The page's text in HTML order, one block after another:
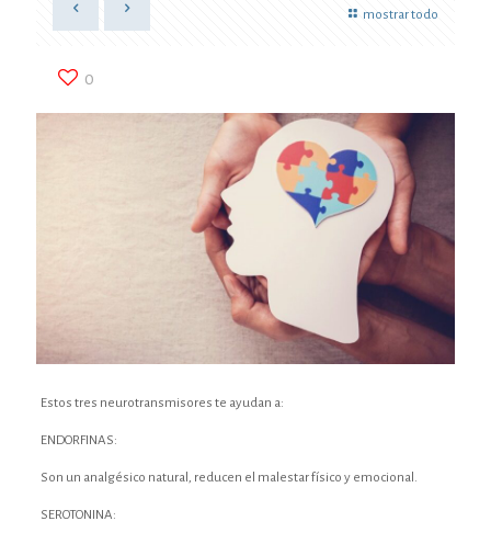
mostrar todo
0
Estos tres neurotransmisores te ayudan a:
ENDORFINAS:
Son un analgésico natural, reducen el malestar físico y emocional.
SEROTONINA: